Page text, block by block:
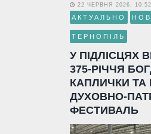
22 ЧЕРВНЯ 2026, 10:52
АКТУАЛЬНО
ТЕРНОПІЛЬ
У ПІДЛІСЦЯХ
375-РІЧЧЯ
КАПЛИЧКИ ТА
ДУХОВНО-
ФЕСТИВАЛЬ